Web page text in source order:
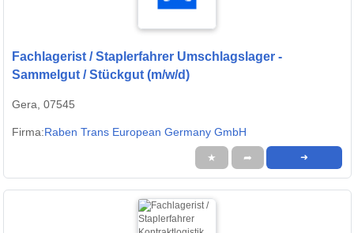
Fachlagerist / Staplerfahrer Umschlagslager -
Sammelgut / Stückgut (m/w/d)
Gera, 07545
Firma:Raben Trans European Germany GmbH
★ ➦ ➜